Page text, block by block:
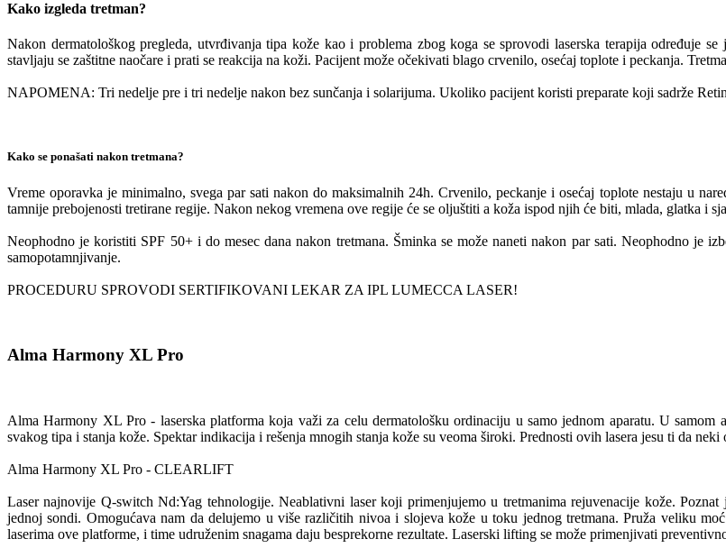
Kako izgleda tretman?
Nakon dermatološkog pregleda, utvrđivanja tipa kože kao i problema zbog koga se sprovodi laserska terapija određuje
stavljaju se zaštitne naočare i prati se reakcija na koži. Pacijent može očekivati blago crvenilo, osećaj toplote i peckanja.
NAPOMENA: Tri nedelje pre i tri nedelje nakon bez sunčanja i solarijuma. Ukoliko pacijent koristi preparate koji sadrže
Kako se ponašati nakon tretmana?
Vreme oporavka je minimalno, svega par sati nakon do maksimalnih 24h. Crvenilo, peckanje i osećaj toplote nestaju u
tamnije prebojenosti tretirane regije. Nakon nekog vremena ove regije će se oljuštiti a koža ispod njih će biti, mlada, glatka i
Neophodno je koristiti SPF 50+ i do mesec dana nakon tretmana. Šminka se može naneti nakon par sati. Neophodno je
samopotamnjivanje.
PROCEDURU SPROVODI SERTIFIKOVANI LEKAR ZA IPL LUMECCA LASER!
Alma Harmony XL Pro
Alma Harmony XL Pro - laserska platforma koja važi za celu dermatološku ordinaciju u samo jednom aparatu. U
svakog tipa i stanja kože. Spektar indikacija i rešenja mnogih stanja kože su veoma široki. Prednosti ovih lasera jesu ti da
Alma Harmony XL Pro - CLEARLIFT
Laser najnovije Q-switch Nd:Yag tehnologije. Neablativni laser koji primenjujemo u tretmanima rejuvenacije kože.
jednoj sondi. Omogućava nam da delujemo u više različitih nivoa i slojeva kože u toku jednog tretmana. Pruža veliku
laserima ove platforme, i time udruženim snagama daju besprekorne rezultate. Laserski lifting se može primenjivati